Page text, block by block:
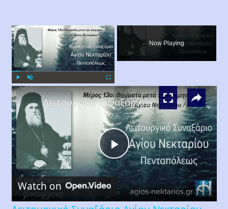
×
Play Unmute Fullscreen
Now Playing
×
Play
Video
Λειτουργικό Συναξάριο Αγίου Νεκταρίου Πενταπόλεως Μέρος 13ο
Watch on